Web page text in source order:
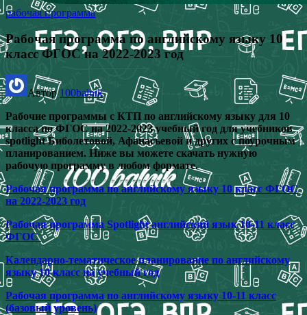
рабочая программа
Рабочая программа по английскому языку 10
класс ФГОС на 2022-2023 год
Автор100balnik
Рабочие программы с КТП по английскому языку для 10
класса по ФГОС на 2022-2023 учебный год для учебников
spotlight Биболетовой, Афанасьевой и других с поурочным
планированием. Ниже вы можете скачать нужную
рабочую программу в любом формате.
Рабочая программа по английскому языку 10 класс ФГОС
на 2022-2023 год
Рабочая программа Spotlight английский язык 10-11 класс
ФГОС
Календарно-тематическое планирование по английскому
языку 10 класс на учебный год
Рабочая программа по английскому языку 10-11 класс
(базовый уровень)